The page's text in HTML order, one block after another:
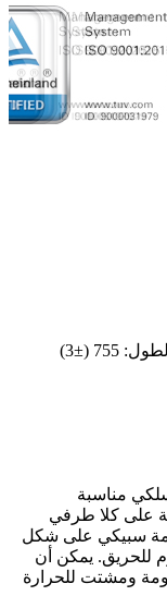
مناسبة
على كلا طرفي
سبيكي على شكل
للحريق. يمكن أن
ومشتت للحرارة